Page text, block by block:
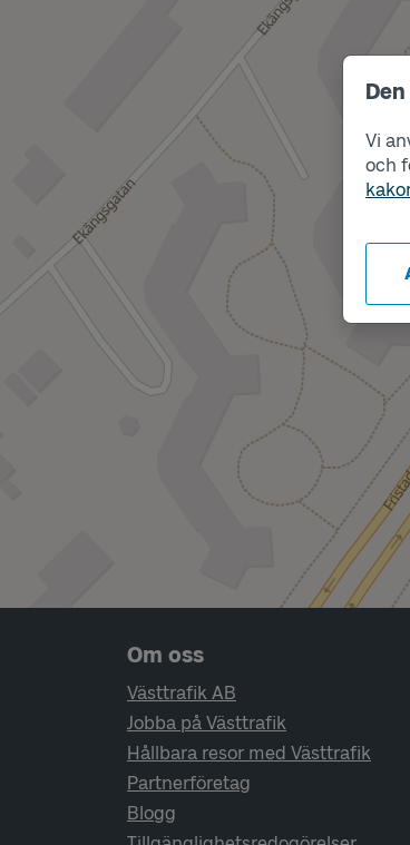
Vi
och
Sidfotsnavigering
Om oss
Västtrafik AB
Jobba på Västtrafik
Hållbara resor med Västtrafik
Partnerföretag
Blogg